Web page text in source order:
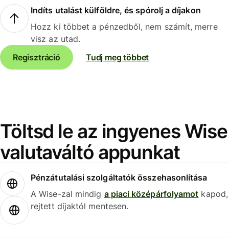
Indíts utalást külföldre, és spórolj a díjakon
Hozz ki többet a pénzedből, nem számít, merre
visz az utad.
Regisztráció
Tudj meg többet
Töltsd le az ingyenes Wise
valutaváltó appunkat
Pénzátutalási szolgáltatók összehasonlítása
A Wise-zal mindig a piaci középárfolyamot kapod,
rejtett díjaktól mentesen.